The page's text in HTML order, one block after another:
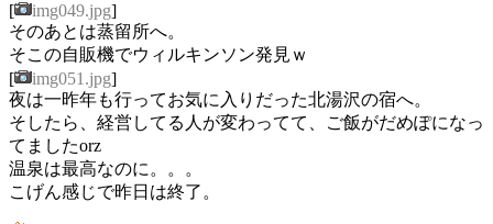
[
img049.jpg]
そのあとは蒸留所へ。
そこの自販機でウィルキンソン発見ｗ
[
img051.jpg]
夜は一昨年も行ってお気に入りだった北湯沢の宿へ。
そしたら、経営してる人が変わってて、ご飯がだめぽになっ
てましたorz
温泉は最高なのに。。。
こげん感じで昨日は終了。